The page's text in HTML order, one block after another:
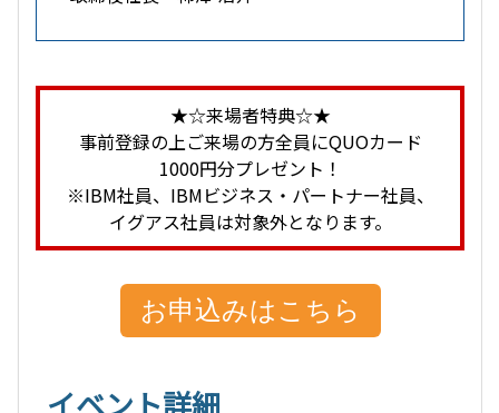
★☆来場者特典☆★
事前登録の上ご来場の方全員にQUOカード
1000円分プレゼント！
※IBM社員、IBMビジネス・パートナー社員、
イグアス社員は対象外となります。
お申込みはこちら
イベント詳細